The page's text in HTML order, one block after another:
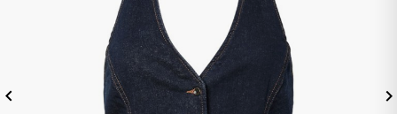
Forrige